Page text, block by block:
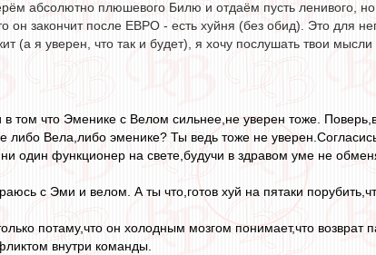
абсолютно плюшевого Билю и отдаём пусть ленивого, но
он закончит после ЕВРО - есть хуйня (без обид). Это для
(а я уверен, что так и будет), я хочу послушать твои мысли
том что Эменике с Велом сильнее,не уверен тоже.
либо Вела,либо эменике? Ты ведь тоже не
один функционер на свете,будучи в здравом уме не
с Эми и велом. А ты что,готов хуй на пятаки
потаму,что он холодным мозгом понимает,что
внутри команды.